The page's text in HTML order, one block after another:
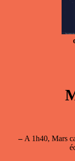
–A 1h40, Mars